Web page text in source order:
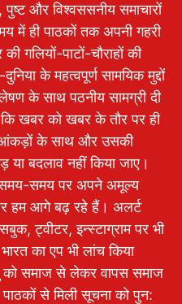
पुष्ट और विश्वससनीय समाचारों
में ही पाठकों तक अपनी गहरी
गलियों-पाटों-चौराहों की
के महत्वपूर्ण सामयिक मुद्दों
के साथ पठनीय सामग्री दी
कि खबर को खबर के तौर पर ही
के साथ और उसकी
बदलाव नहीं किया जाए।
समय-समय पर अपने अमूल्य
हम आगे बढ़ रहे हैं। अलर्ट
ट्वीटर, इन्स्टाग्राम पर भी
का एप भी लांच किया
को समाज से लेकर वापस समाज
से मिली सूचना को पुन: